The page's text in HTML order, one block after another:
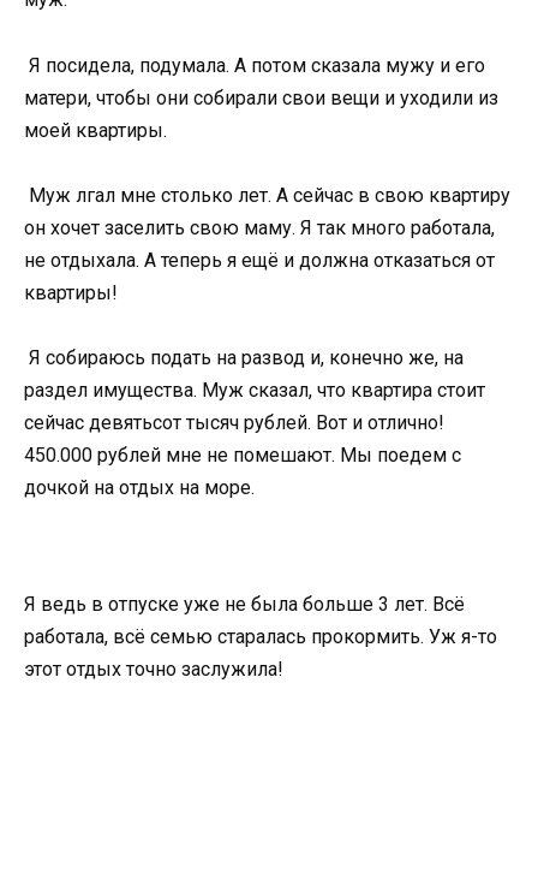
Я посидела, подумала. А потом сказала мужу и его
матери, чтобы они собирали свои вещи и уходили из
моей квартиры.
Муж лгал мне столько лет. А сейчас в свою квартиру
он хочет заселить свою маму. Я так много работала,
не отдыхала. А теперь я ещё и должна отказаться от
квартиры!
Я собираюсь подать на развод и, конечно же, на
раздел имущества. Муж сказал, что квартира стоит
сейчас девятьсот тысяч рублей. Вот и отлично!
450.000 рублей мне не помешают. Мы поедем с
дочкой на отдых на море.
Я ведь в отпуске уже не была больше 3 лет. Всё
работала, всё семью старалась прокормить. Уж я-то
этот отдых точно заслужила!